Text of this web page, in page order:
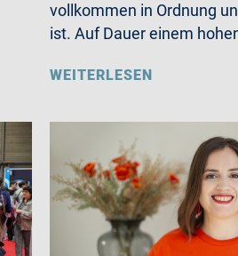
vollkommen in Ordnung
ist. Auf Dauer einem
WEITERLESEN